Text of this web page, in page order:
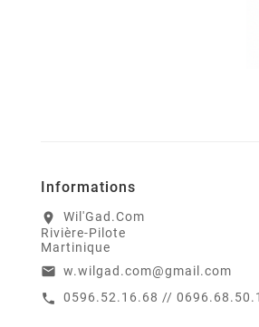
Informations
location_on
Wil'Gad.Com
Rivière-Pilote
Martinique
email w.wilgad.com@gmail.com
call 0596.52.16.68 //